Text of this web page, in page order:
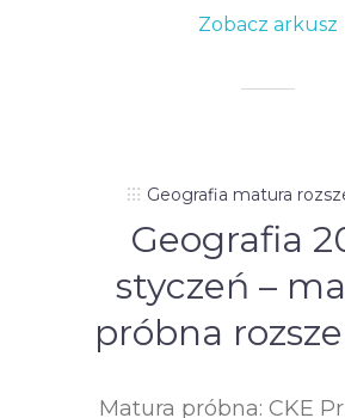
Zobacz arkusz
Geografia matura
Geografia
styczeń –
próbna
Matura próbna: CKE